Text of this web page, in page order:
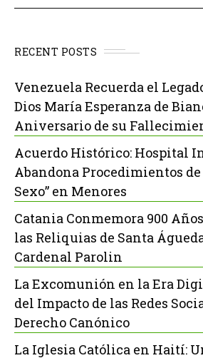
RECENT POSTS
Venezuela Recuerda el
Dios María Esperanza de
Aniversario de su
Acuerdo Histórico: Hospital
Abandona Procedimientos de
Sexo” en Menores
Catania Conmemora 900
las Reliquias de Santa
Cardenal Parolin
La Excomunión en la Era
del Impacto de las Redes
Derecho Canónico
La Iglesia Católica en Haití: